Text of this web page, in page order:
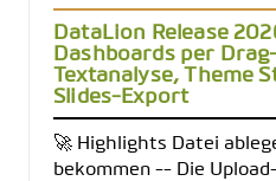
DataLion Release
Dashboards per
Textanalyse, Theme
Slides-Export
🚀 Highlights Datei
bekommen -- Die